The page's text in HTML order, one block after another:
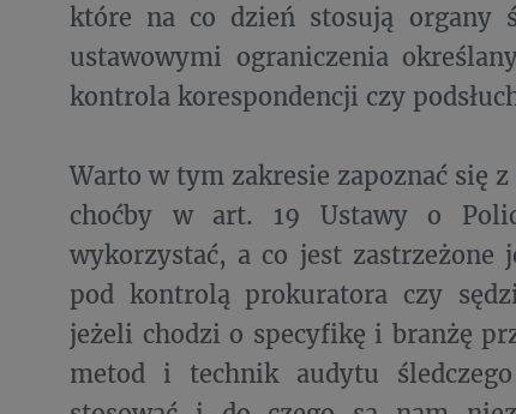
które na co dzień stosują organy
ustawowymi ograniczenia
kontrola korespondencji czy
Warto w tym zakresie zapoznać się
choćby w art. 19 Ustawy o
wykorzystać, a co jest
pod kontrolą prokuratora czy
jeżeli chodzi o specyfikę i branżę
metod i technik audytu